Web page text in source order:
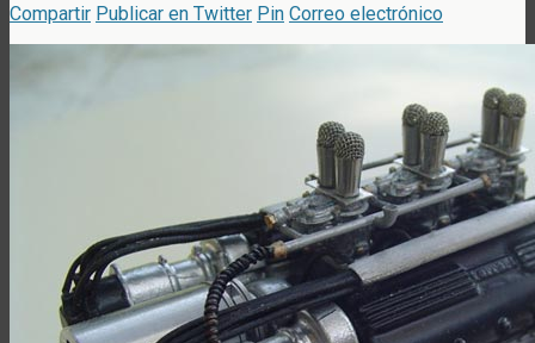
Compartir Publicar en Twitter Pin Correo electrónico